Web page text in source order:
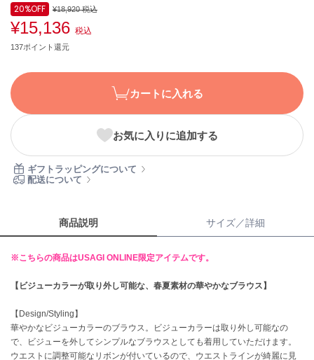
BANDOLIER
バンドリヤー
Beyond Closet
ビヨンドクローゼット
Calvin Klein
カルバン・クライン
セロン
Clarks Premium
クラークス
CODE A
コードエー
20%OFF ¥18,920税込
¥15,136 税込
137ポイント還元
カートに入れる
お気に入りに追加する
ギフトラッピングについて
配送について
商品説明 サイズ／詳細
※こちらの商品はUSAGI ONLINE限定アイテムです。
【ビジューカラーが取り外し可能な、春夏素材の華やかなブラウス】
【Design/Styling】
華やかなビジューカラーのブラウス。ビジューカラーは取り外し可能なの
で、ビジューを外してシンプルなブラウスとしても着用していただけます。
ウエストに調整可能なリボンが付いているので、ウエストラインが綺麗に見